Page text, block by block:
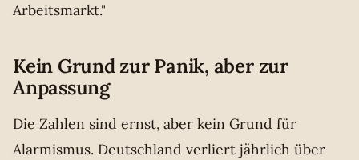
Arbeitsmarkt."
Kein Grund zur Panik, aber zur
Anpassung
Die Zahlen sind ernst, aber kein Grund für
Alarmismus. Deutschland verliert jährlich über